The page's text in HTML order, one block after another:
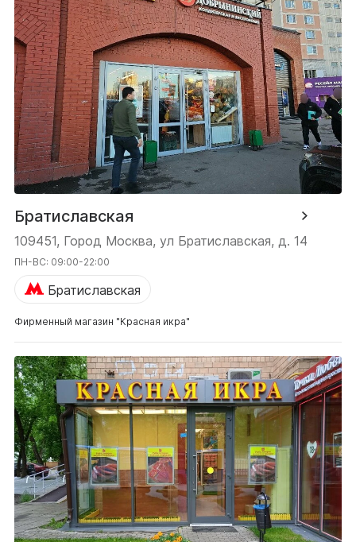
Братиславская
109451, Город Москва, ул Братиславская, д. 14
ПН-ВС: 09:00-22:00
Братиславская
Фирменный магазин "Красная икра"